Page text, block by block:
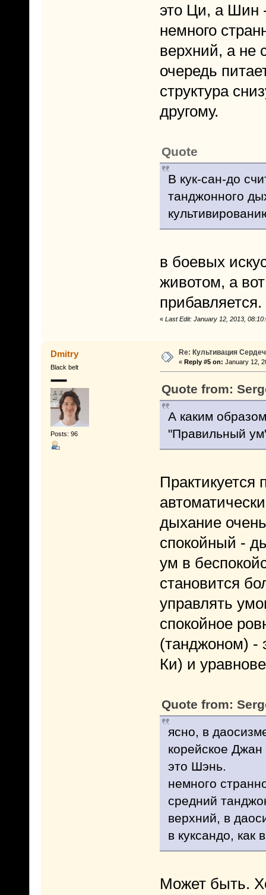
это Ци, а Шин
немного
верхний, а не
очередь
структура
другому.
Quote
В кук-сан-до
танджонного
в боевых
животом, а
прибавляется.
« Last Edit: January 12, 2013,
Dmitry
Black belt
Posts: 96
Re: Культивация
« Reply #5 on: January 12,
Quote from:
А каким
"Правильный
Практикуется
дыхание
спокойный -
ум в
становится
управлять
спокойное
(танджоном) -
Ки) и
Quote from:
ясно, в
корейское
это Шэнь.
немного
средний
верхний, в
в куксандо, как
Может быть.